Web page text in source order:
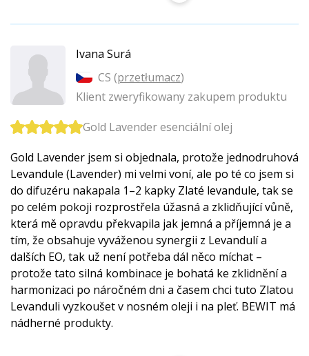
Ivana Surá
CS (przetłumacz)
Klient zweryfikowany zakupem produktu
Gold Lavender esenciální olej
Gold Lavender jsem si objednala, protože jednodruhová
Levandule (Lavender) mi velmi voní, ale po té co jsem si
do difuzéru nakapala 1–2 kapky Zlaté levandule, tak se
po celém pokoji rozprostřela úžasná a zklidňující vůně,
která mě opravdu překvapila jak jemná a příjemná je a
tím, že obsahuje vyváženou synergii z Levandulí a
dalších EO, tak už není potřeba dál něco míchat –
protože tato silná kombinace je bohatá ke zklidnění a
harmonizaci po náročném dni a časem chci tuto Zlatou
Levanduli vyzkoušet v nosném oleji i na pleť. BEWIT má
nádherné produkty.